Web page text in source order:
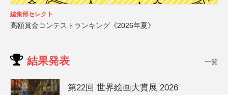
編集部セレクト
高額賞金コンテストランキング《2026年夏》
結果発表 一覧
第22回 世界絵画大賞展 2026